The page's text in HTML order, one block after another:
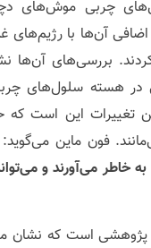
چربی موش‌های
آن‌ها با رژیم‌های
بررسی‌های آن‌ها
در هسته سلول‌های
این تغییرات این است
فون ماین
خاطر می‌آورند و
پژوهشی است که نشان